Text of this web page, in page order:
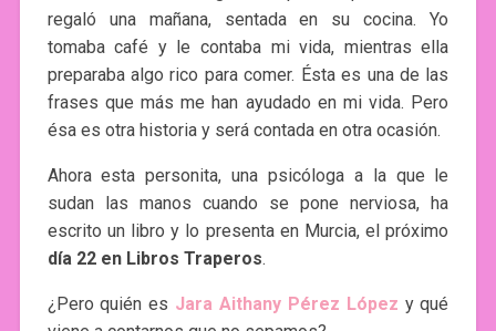
regaló una mañana, sentada en su cocina. Yo
tomaba café y le contaba mi vida, mientras ella
preparaba algo rico para comer. Ésta es una de las
frases que más me han ayudado en mi vida. Pero
ésa es otra historia y será contada en otra ocasión.
Ahora esta personita, una psicóloga a la que le
sudan las manos cuando se pone nerviosa, ha
escrito un libro y lo presenta en Murcia, el próximo
día 22 en Libros Traperos.
¿Pero quién es Jara Aithany Pérez López y qué